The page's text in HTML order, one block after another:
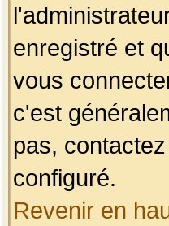
enregistré et
vous
c'est
pas,
configuré.
Revenir en